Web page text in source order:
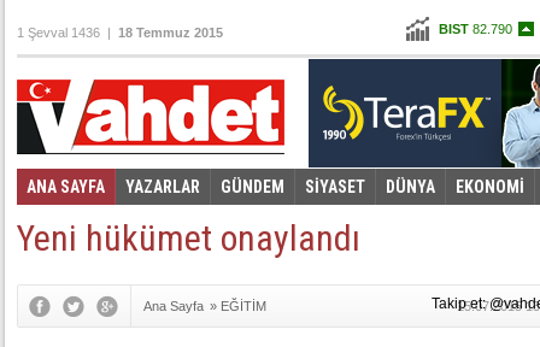
BIST 82.790
Altın97,867
Dolar 2,6530
Euro 2,8921
1 Şevval 1436 | 18 Temmuz 2015
ANA SAYFA YAZARLAR GÜNDEM SİYASET DÜNYA EKONOMİ
Foto Galeri | Video Galeri
Yeni hükümet onaylandı
Ana Sayfa » EĞİTİM 15.07.2015
Takip et: